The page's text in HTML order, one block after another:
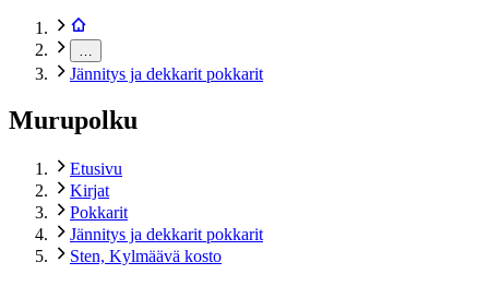
Jännitys ja dekkarit pokkarit
Murupolku
Etusivu
Kirjat
Pokkarit
Jännitys ja dekkarit pokkarit
Sten, Kylmäävä kosto